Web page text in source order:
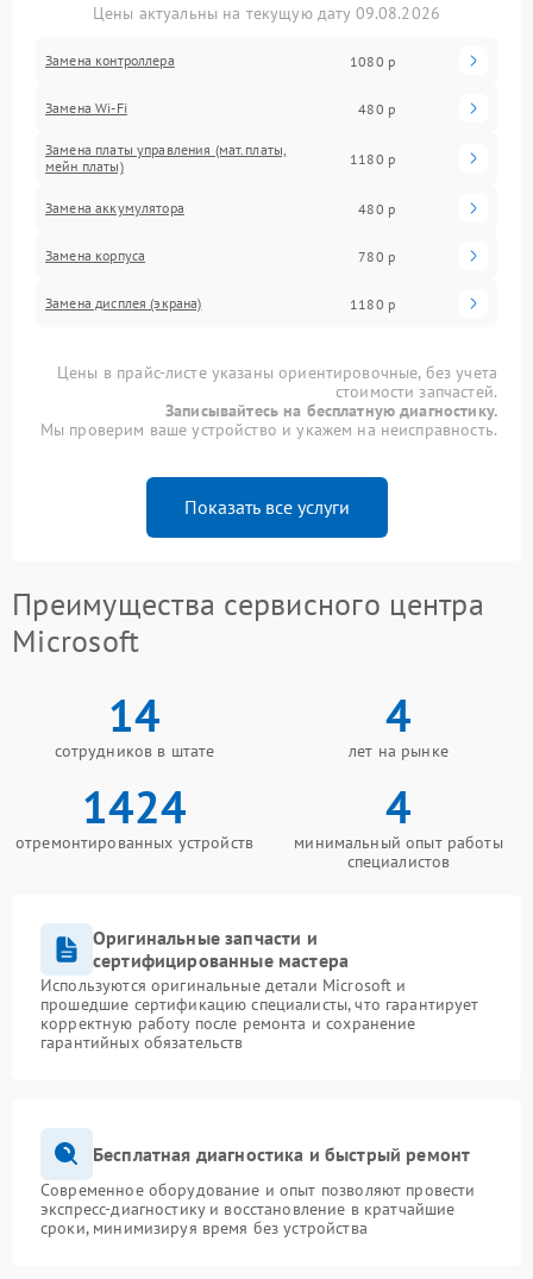
Цены актуальны на текущую дату 09.08.2026
Замена контроллера 1080 р
Замена Wi-Fi 480 р
Замена платы управления (мат.платы,
мейн платы)
1180 р
Замена аккумулятора 480 р
Замена корпуса 780 р
Замена дисплея (экрана) 1180 р
Цены в прайс-листе указаны ориентировочные, без учета
стоимости запчастей.
Записывайтесь на бесплатную диагностику.
Мы проверим ваше устройство и укажем на неисправность.
Показать все услуги
Преимущества сервисного центра
Microsoft
14
сотрудников в штате
4
лет на рынке
1424
отремонтированных устройств
4
минимальный опыт работы
специалистов
Оригинальные запчасти и
сертифицированные мастера
Используются оригинальные детали Microsoft и
прошедшие сертификацию специалисты, что гарантирует
корректную работу после ремонта и сохранение
гарантийных обязательств
Бесплатная диагностика и быстрый ремонт
Современное оборудование и опыт позволяют провести
экспресс-диагностику и восстановление в кратчайшие
сроки, минимизируя время без устройства